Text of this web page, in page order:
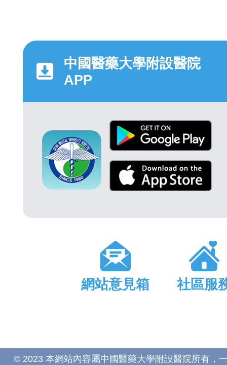
中國醫藥大學附設醫院
APP
網站意見箱 社區服
© 2023 本網站內容屬中國醫藥大學附設醫院所有，